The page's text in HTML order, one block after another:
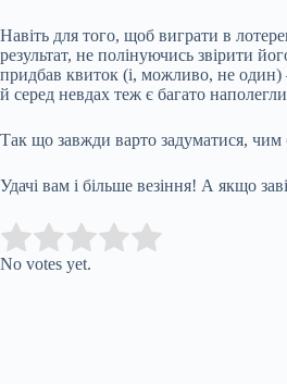
Навіть для того, щоб виграти в
результат, не полінуючись звірити
придбав квиток (і, можливо, не один)
й серед невдах теж є багато
Так що завжди варто задуматися, чим
Удачі вам і більше везіння! А якщо
Rate this item:
No votes yet.